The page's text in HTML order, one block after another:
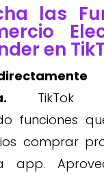
las
en
TikTok
funciones
comprar
app.